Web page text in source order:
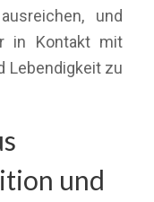
und
in Kontakt mit
Lebendigkeit zu
und